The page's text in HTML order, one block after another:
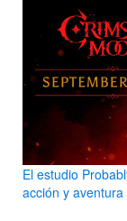
El estudio
acción y